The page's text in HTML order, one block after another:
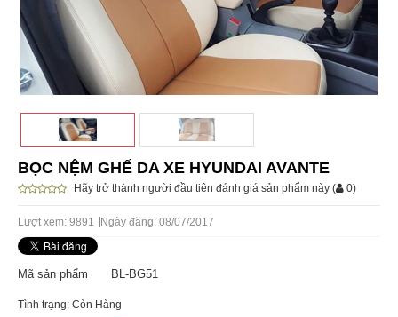
BỌC NỆM GHẾ DA XE HYUNDAI AVANTE
Hãy trở thành người đầu tiên đánh giá sản phẩm này ( 0)
Lượt xem: 9891 Ngày đăng: 08/07/2017
Mã sản phẩm BL-BG51
Tình trạng: Còn Hàng